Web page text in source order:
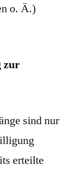
o. Ä.)
zur
sind nur
erteilte